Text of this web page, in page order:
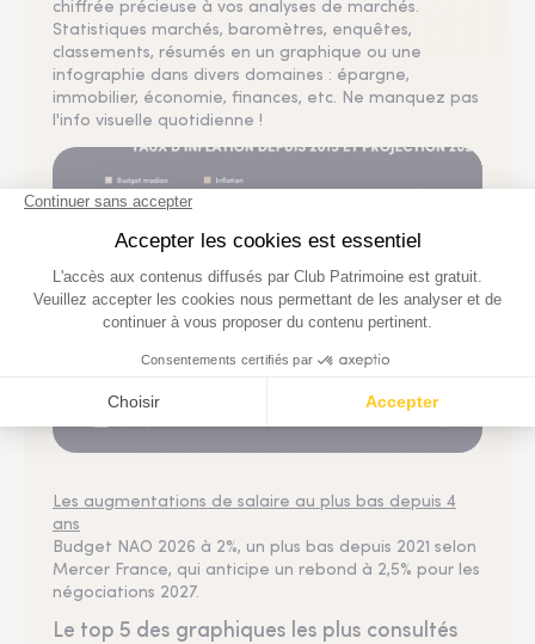
chiffrée précieuse à vos analyses de marchés.
Statistiques marchés, baromètres, enquêtes,
classements, résumés en un graphique ou une
infographie dans divers domaines : épargne,
immobilier, économie, finances, etc. Ne manquez pas
l'info visuelle quotidienne !
Économie
tombent à leur plus bas niveau depuis 4 ans
Les augmentations de salaire au plus bas depuis 4
ans
Budget NAO 2026 à 2%, un plus bas depuis 2021 selon
Mercer France, qui anticipe un rebond à 2,5% pour les
négociations 2027.
Le top 5 des graphiques les plus consultés